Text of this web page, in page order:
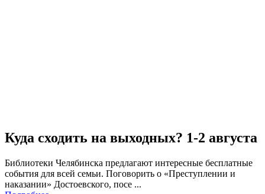
Куда сходить на выходных? 1-2 августа
Библиотеки Челябинска предлагают интересные бесплатные
события для всей семьи. Поговорить о «Преступлении и
наказании» Достоевского, посе ...